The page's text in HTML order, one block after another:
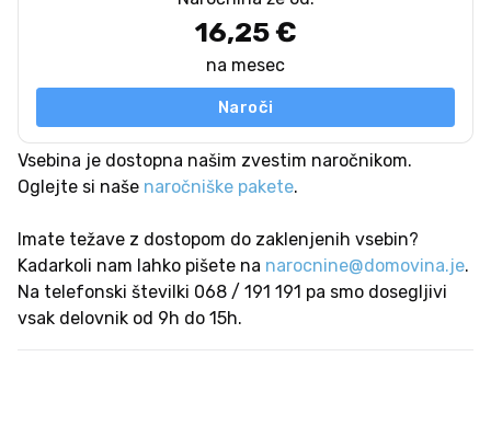
16,25 €
na mesec
Naroči
Vsebina je dostopna našim zvestim naročnikom.
Oglejte si naše naročniške pakete.
Imate težave z dostopom do zaklenjenih vsebin?
Kadarkoli nam lahko pišete na narocnine@domovina.je.
Na telefonski številki 068 / 191 191 pa smo dosegljivi
vsak delovnik od 9h do 15h.